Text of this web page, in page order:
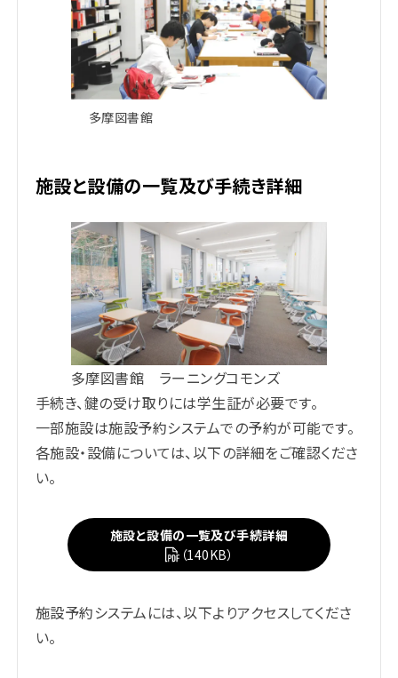
多摩図書館
施設と設備の一覧及び手続き詳細
多摩図書館 ラーニングコモンズ
手続き、鍵の受け取りには学生証が必要です。
一部施設は施設予約システムでの予約が可能です。
各施設・設備については、以下の詳細をご確認くださ
い。
施設と設備の一覧及び手続詳細
（140KB）
施設予約システムには、以下よりアクセスしてくださ
い。